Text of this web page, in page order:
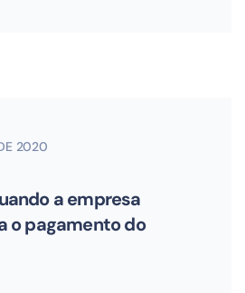
2020
a empresa
o pagamento do